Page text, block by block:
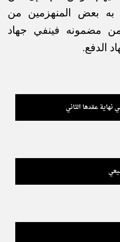
به بعض المنهزمين من
من مضمونه فينفي جهاد
الدفع.
نهاية عقدها الثاني